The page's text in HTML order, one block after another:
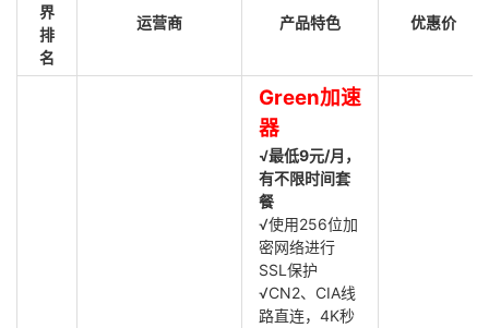
界
排
名
运营商 产品特色 优惠价
Green加速
器
√最低9元/月，
有不限时间套
餐
√使用256位加
密网络进行
SSL保护
√CN2、CIA线
路直连，4K秒